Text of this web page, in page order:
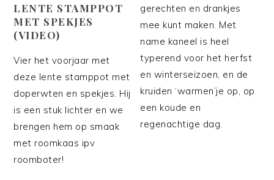
LENTE STAMPPOT
MET SPEKJES
(VIDEO)
Vier het voorjaar met
deze lente stamppot met
doperwten en spekjes. Hij
is een stuk lichter en we
brengen hem op smaak
met roomkaas ipv
roomboter!
gerechten en drankjes
mee kunt maken. Met
name kaneel is heel
typerend voor het herfst
en winterseizoen, en de
kruiden ‘warmen’je op, op
een koude en
regenachtige dag.